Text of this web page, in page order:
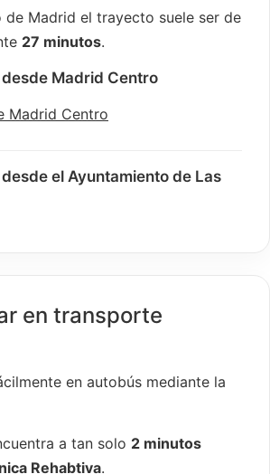
de Madrid el trayecto suele ser de
27 minutos.
Madrid Centro
Madrid Centro
el Ayuntamiento de Las
en transporte
en autobús mediante la
a tan solo 2 minutos
Rehabtiva.